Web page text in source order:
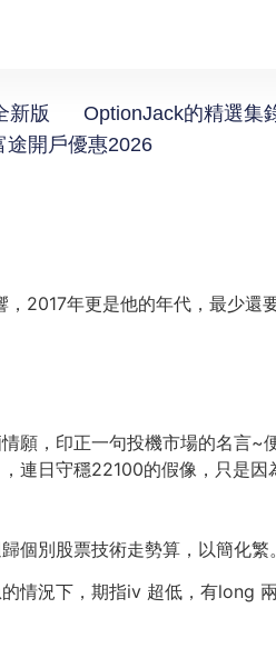
新版 OptionJack的精選集
途開戶優惠2026
2017年更是他的年代，最少還
願，印正一句投機市場的名言~
日守穩22100的假像，只是
個別股票技術走勢算，以簡化繁。
情況下，期指iv 超低，有long